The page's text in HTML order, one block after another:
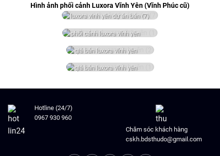
Hình ảnh phối cảnh Luxora Vĩnh Yên (Vĩnh Phúc cũ)
luxora vinh yên dự án bán (7)
phối cảnh luxora vĩnh yên
giá bán luxora vĩnh yên
giá bán luxora vĩnh yên
Hotline (24/7)
0967 930 960
Chăm sóc khách hàng
cskh.bdsthudo@gmail.com